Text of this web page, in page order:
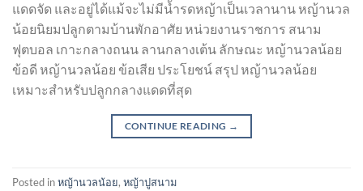
แดดจัด และอยู่ได้แม้จะไม่มีน้ำรดหญ้าเป็นเวลานาน หญ้านวล
น้อยนิยมปลูกตามบ้านพักอาศัย หน่วยงานราชการ สนาม
ฟุตบอล เกาะกลางถนน ลานกลางเต้น ลักษณะ หญ้านวลน้อย
ข้อดี หญ้านวลน้อย ข้อเสีย ประโยชน์ สรุป หญ้านวลน้อย
เหมาะสำหรับปลูกกลางแดดที่สุด
CONTINUE READING →
Posted inหญ้านวลน้อย, หญ้าปูสนาม